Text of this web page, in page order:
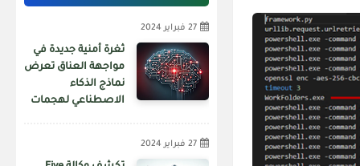
27 فبراير 2024
ثغرة أمنية جديدة في
مواجهة العناق تعرض
نماذج الذكاء
الاصطناعي لهجمات
27 فبراير 2024